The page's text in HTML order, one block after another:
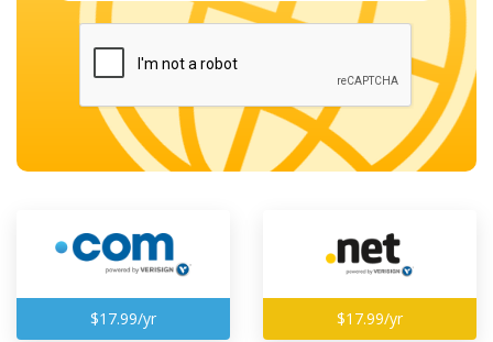
$17.99/yr $17.99/yr